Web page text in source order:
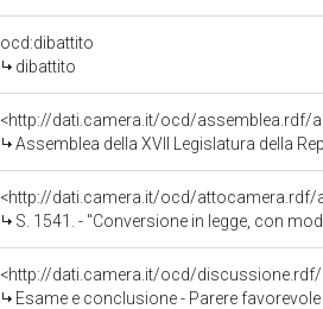
ocd:dibattito
dibattito
<http://dati.camera.it/ocd/assemblea.rdf/
Assemblea della XVII Legislatura della
<http://dati.camera.it/ocd/attocamera.rdf/
S. 1541. - "Conversione in legge, con modificazioni, del decreto-legge 24 giugno 2014, n. 91, recante disposizioni urgenti per il settore agricolo, la
<http://dati.camera.it/ocd/discussione.rdf/
Esame e conclusione - Parere favorevole con condizione - DL 91/2014: Disposizioni urgenti per il settore agricolo, la tutela